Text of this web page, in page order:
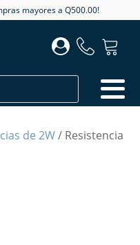
mayores a Q500.00!
de 2W/ Resistencia